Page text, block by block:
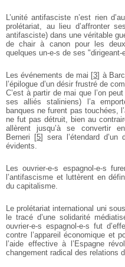
L’unité antifasciste n’est rien
prolétariat, au lieu d’affronter
antifasciste) dans une véritable
de chair à canon pour les
quelques un-e-s de ses "dirigeant-
Les événements de mai [3] à
l’épilogue d’un désir frustré de
C’est à partir de mai que l’on
ses alliés staliniens) l’a
banques ne furent pas touchées,
ne fut pas détruit, bien au
allèrent jusqu’à se convertir
Berneri [5] sera l’étendard
évidents.
Les ouvrier-e-s espagnol-e-s
l’antifascisme et luttèrent en
du capitalisme.
Le prolétariat international uni
le tracé d’une solidarité
ouvrier-e-s espagnol-e-s fut
contre l’appareil économique et
l’aide effective à l’Espagne
changement radical des relations